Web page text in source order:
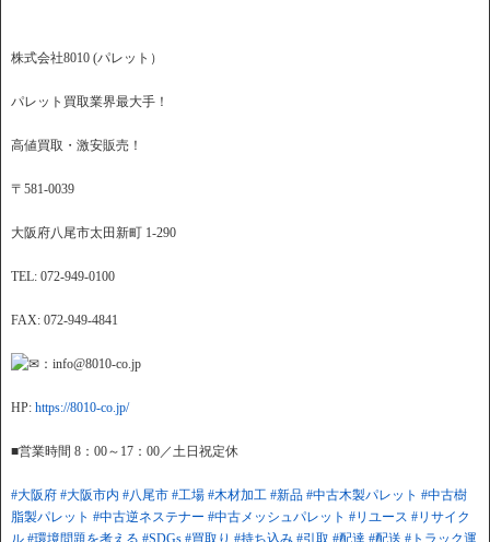
株式会社8010 (パレット）
パレット買取業界最大手！
高値買取・激安販売！
〒581-0039
大阪府八尾市太田新町 1-290
TEL: 072-949-0100
FAX: 072-949-4841
：info@8010-co.jp
HP: https://8010-co.jp/
■営業時間 8：00～17：00／土日祝定休
#大阪府 #大阪市内 #八尾市 #工場 #木材加工 #新品 #中古木製パレット #中古樹
脂製パレット #中古逆ネステナー #中古メッシュパレット #リユース #リサイク
ル #環境問題を考える #SDGs #買取り #持ち込み #引取 #配達 #配送 #トラック運